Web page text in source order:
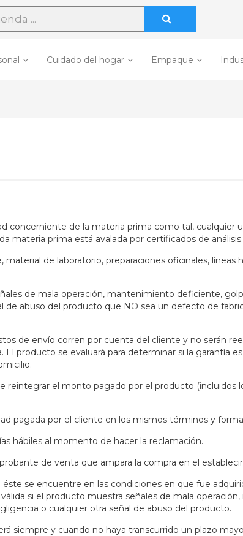
Cuidado del hogar Empaque
concerniente de la materia prima como tal, cualquier
materia prima está avalada por certificados de análisis.
de laboratorio, preparaciones oficinales, líneas
de mala operación, mantenimiento deficiente,
de abuso del producto que NO sea un defecto de
de envío corren por cuenta del cliente y no serán
producto se evaluará para determinar si la garantía
reintegrar el monto pagado por el producto (incluidos
pagada por el cliente en los mismos términos y
hábiles al momento de hacer la reclamación.
de venta que ampara la compra en el
se encuentre en las condiciones en que fue
si el producto muestra señales de mala
o cualquier otra señal de abuso del producto.
siempre y cuando no haya transcurrido un plazo